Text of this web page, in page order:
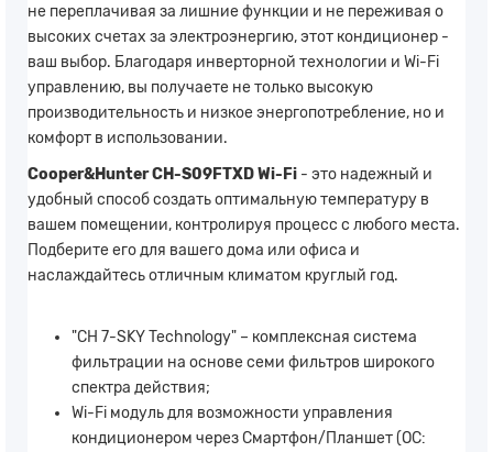
не переплачивая за лишние функции и не переживая о
высоких счетах за электроэнергию, этот кондиционер -
ваш выбор. Благодаря инверторной технологии и Wi-Fi
управлению, вы получаете не только высокую
производительность и низкое энергопотребление, но и
комфорт в использовании.
Cooper&Hunter CH-S09FTXD Wi-Fi - это надежный и
удобный способ создать оптимальную температуру в
вашем помещении, контролируя процесс с любого места.
Подберите его для вашего дома или офиса и
наслаждайтесь отличным климатом круглый год.
"CH 7-SKY Technology" – комплексная система
фильтрации на основе семи фильтров широкого
спектра действия;
Wi-Fi модуль для возможности управления
кондиционером через Смартфон/Планшет (ОС: